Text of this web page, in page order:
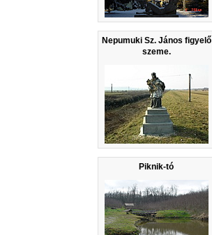
Nepumuki Sz. János figyelő
szeme.
Piknik-tó